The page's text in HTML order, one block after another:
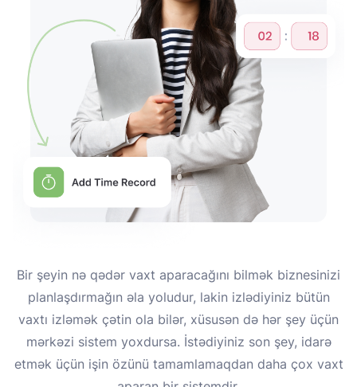
Bir şeyin nə qədər vaxt aparacağını bilmək biznesinizi
planlaşdırmağın əla yoludur, lakin izlədiyiniz bütün
vaxtı izləmək çətin ola bilər, xüsusən də hər şey üçün
mərkəzi sistem yoxdursa. İstədiyiniz son şey, idarə
etmək üçün işin özünü tamamlamaqdan daha çox vaxt